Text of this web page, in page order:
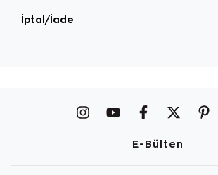
İptal/İade
E-Bülten